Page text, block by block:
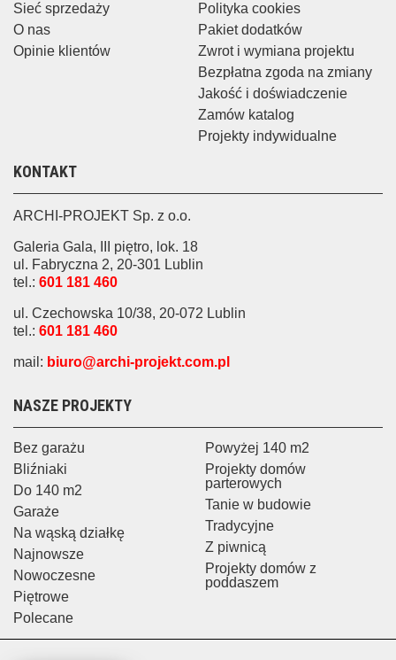
Sieć sprzedaży
O nas
Opinie klientów
Polityka cookies
Pakiet dodatków
Zwrot i wymiana projektu
Bezpłatna zgoda na zmiany
Jakość i doświadczenie
Zamów katalog
Projekty indywidualne
NASZE PROJEKTY
Bez garażu
Bliźniaki
Do 140 m2
Garaże
Na wąską działkę
Najnowsze
Nowoczesne
Piętrowe
Polecane
Powyżej 140 m2
Projekty domów
parterowych
Tanie w budowie
Tradycyjne
Z piwnicą
Projekty domów z
poddaszem
KONTAKT
ARCHI-PROJEKT Sp. z o.o.
Galeria Gala, III piętro, lok. 18
ul. Fabryczna 2, 20-301 Lublin
tel.: 601 181 460
ul. Czechowska 10/38, 20-072 Lublin
tel.: 601 181 460
mail: biuro@archi-projekt.com.pl